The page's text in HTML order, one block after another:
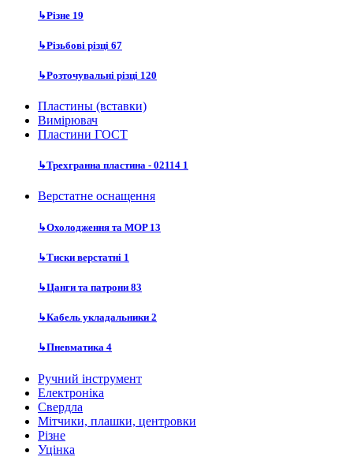
↳Різне 19
↳Різьбові різці 67
↳Розточувальні різці 120
Пластины (вставки)
Вимірювач
Пластини ГОСТ
↳Трехгранна пластина - 02114 1
Верстатне оснащення
↳Охолодження та MOP 13
↳Тиски верстатні 1
↳Цанги та патрони 83
↳Кабель укладальники 2
↳Пневматика 4
Ручний інструмент
Електроніка
Свердла
Мітчики, плашки, центровки
Різне
Уцінка